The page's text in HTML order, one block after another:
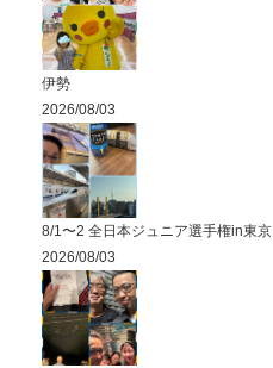
伊勢
2026/08/03
8/1〜2 全日本ジュニア選手権in東京
2026/08/03